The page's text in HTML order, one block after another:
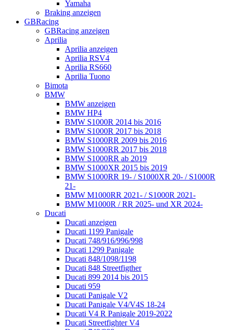
Yamaha
Braking anzeigen
GBRacing
GBRacing anzeigen
Aprilia
Aprilia anzeigen
Aprilia RSV4
Aprilia RS660
Aprilia Tuono
Bimota
BMW
BMW anzeigen
BMW HP4
BMW S1000R 2014 bis 2016
BMW S1000R 2017 bis 2018
BMW S1000RR 2009 bis 2016
BMW S1000RR 2017 bis 2018
BMW S1000RR ab 2019
BMW S1000XR 2015 bis 2019
BMW S1000RR 19- / S1000XR 20- / S1000R
21-
BMW M1000RR 2021- / S1000R 2021-
BMW M1000R / RR 2025- und XR 2024-
Ducati
Ducati anzeigen
Ducati 1199 Panigale
Ducati 748/916/996/998
Ducati 1299 Panigale
Ducati 848/1098/1198
Ducati 848 Streetfigther
Ducati 899 2014 bis 2015
Ducati 959
Ducati Panigale V2
Ducati Panigale V4/V4S 18-24
Ducati V4 R Panigale 2019-2022
Ducati Streetfighter V4